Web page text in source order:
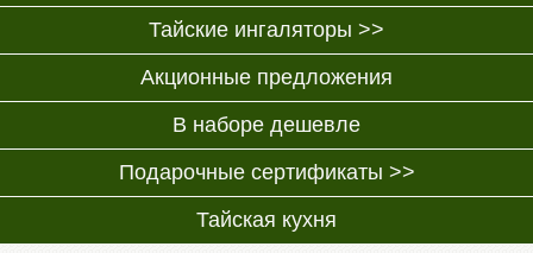
Тайские ингаляторы >>
Акционные предложения
В наборе дешевле
Подарочные сертификаты >>
Тайская кухня